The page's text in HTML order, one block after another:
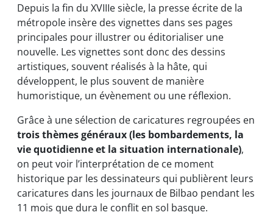
Depuis la fin du XVIIIe siècle, la presse écrite de la
métropole insère des vignettes dans ses pages
principales pour illustrer ou éditorialiser une
nouvelle. Les vignettes sont donc des dessins
artistiques, souvent réalisés à la hâte, qui
développent, le plus souvent de manière
humoristique, un évènement ou une réflexion.
Grâce à une sélection de caricatures regroupées en
trois thèmes généraux (les bombardements, la
vie quotidienne et la situation internationale),
on peut voir l’interprétation de ce moment
historique par les dessinateurs qui publièrent leurs
caricatures dans les journaux de Bilbao pendant les
11 mois que dura le conflit en sol basque.